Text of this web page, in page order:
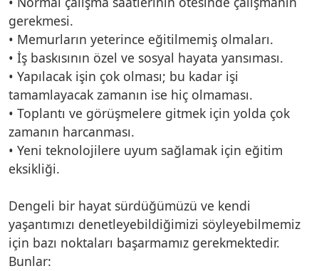
gerekmesi.
• Memurların yeterince eğitilmemiş olmaları.
• İş baskısının özel ve sosyal hayata yansıması.
• Yapılacak işin çok olması; bu kadar işi
tamamlayacak zamanın ise hiç olmaması.
• Toplantı ve görüşmelere gitmek için yolda çok
zamanın harcanması.
• Yeni teknolojilere uyum sağlamak için eğitim
eksikliği.
Dengeli bir hayat sürdüğümüzü ve kendi
yaşantımızı denetleyebildiğimizi söyleyebilmemiz
için bazı noktaları başarmamız gerekmektedir.
Bunlar: